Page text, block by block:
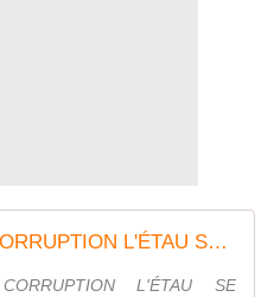
François Asselineau: " CORRUPTION L'ÉTAU SE RESSERRE SUR VON DER LEYEN ! La présidente de la Commission européenne, " choisie " par Macron et Merkel, est soupçonnée de corruption: - dans les contrats Pfizer avec Bourla - dans ses anciennes fonctions de ministre allemand de la Defense " - Vouillé un peu d'Histoire
L'ÉTAU SE